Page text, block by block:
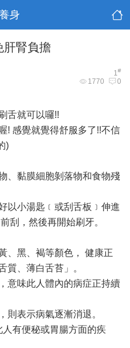
身
肝腎負擔
1#
1770 0
舌就可以囉!!
! 感覺就覺得舒服多了!!不信
)
、黏膜細胞剝落物和食物殘
以小湯匙﹝或刮舌板﹞伸進
刮，然後再開始刷牙。
、黑、褐等顏色， 健康正
質、薄白舌苔」。
意味此人體內的病症正持續
則表示病氣逐漸消退。
有便秘或胃腸方面的疾